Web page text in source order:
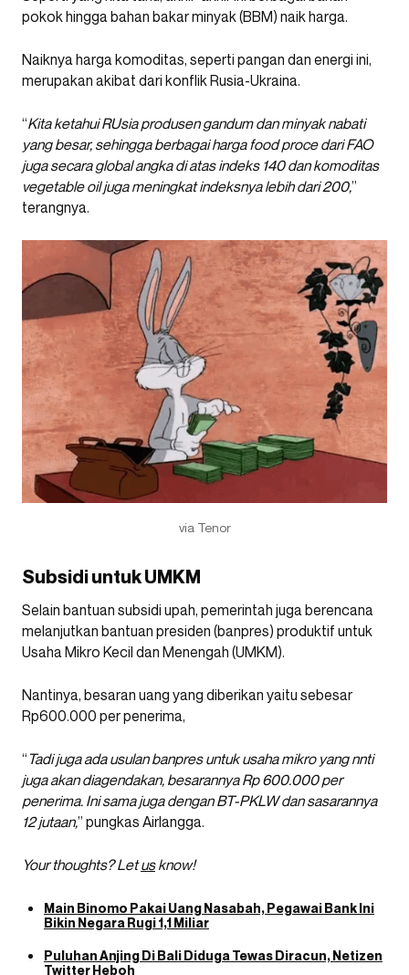
pokok hingga bahan bakar minyak (BBM) naik harga.
Naiknya harga komoditas, seperti pangan dan energi ini,
merupakan akibat dari konflik Rusia-Ukraina.
“Kita ketahui RUsia produsen gandum dan minyak nabati
yang besar, sehingga berbagai harga food proce dari FAO
juga secara global angka di atas indeks 140 dan komoditas
vegetable oil juga meningkat indeksnya lebih dari 200,”
terangnya.
via Tenor
Subsidi untuk UMKM
Selain bantuan subsidi upah, pemerintah juga berencana
melanjutkan bantuan presiden (banpres) produktif untuk
Usaha Mikro Kecil dan Menengah (UMKM).
Nantinya, besaran uang yang diberikan yaitu sebesar
Rp600.000 per penerima,
“ Tadi juga ada usulan banpres untuk usaha mikro yang nnti
juga akan diagendakan, besarannya Rp 600.000 per
penerima. Ini sama juga dengan BT-PKLW dan sasarannya
12 jutaan,” pungkas Airlangga.
Your thoughts? Letusknow!
Main Binomo Pakai Uang Nasabah, Pegawai Bank Ini
Bikin Negara Rugi 1,1 Miliar
Puluhan Anjing Di Bali Diduga Tewas Diracun, Netizen
Twitter Heboh